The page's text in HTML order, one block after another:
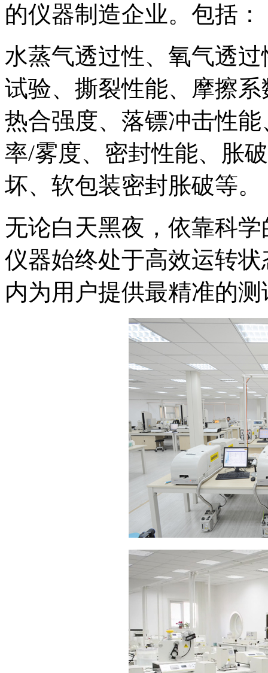
的仪器制造企业。包括：
水蒸气透过性、氧气透
试验、撕裂性能、摩擦
热合强度、落镖冲击性
率/雾度、密封性能、胀
坏、软包装密封胀破等。
无论白天黑夜，依靠科
仪器始终处于高效运转
内为用户提供最精准的测